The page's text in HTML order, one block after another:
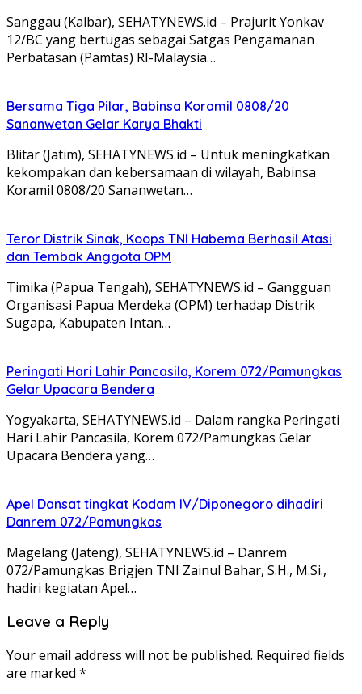
Sanggau (Kalbar), SEHATYNEWS.id – Prajurit Yonkav
12/BC yang bertugas sebagai Satgas Pengamanan
Perbatasan (Pamtas) RI-Malaysia…
Bersama Tiga Pilar, Babinsa Koramil 0808/20
Sananwetan Gelar Karya Bhakti
Blitar (Jatim), SEHATYNEWS.id – Untuk meningkatkan
kekompakan dan kebersamaan di wilayah, Babinsa
Koramil 0808/20 Sananwetan…
Teror Distrik Sinak, Koops TNI Habema Berhasil Atasi
dan Tembak Anggota OPM
Timika (Papua Tengah), SEHATYNEWS.id – Gangguan
Organisasi Papua Merdeka (OPM) terhadap Distrik
Sugapa, Kabupaten Intan…
Peringati Hari Lahir Pancasila, Korem 072/Pamungkas
Gelar Upacara Bendera
Yogyakarta, SEHATYNEWS.id – Dalam rangka Peringati
Hari Lahir Pancasila, Korem 072/Pamungkas Gelar
Upacara Bendera yang…
Apel Dansat tingkat Kodam lV/Diponegoro dihadiri
Danrem 072/Pamungkas
Magelang (Jateng), SEHATYNEWS.id – Danrem
072/Pamungkas Brigjen TNI Zainul Bahar, S.H., M.Si.,
hadiri kegiatan Apel…
Leave a Reply
Your email address will not be published. Required fields
are marked *